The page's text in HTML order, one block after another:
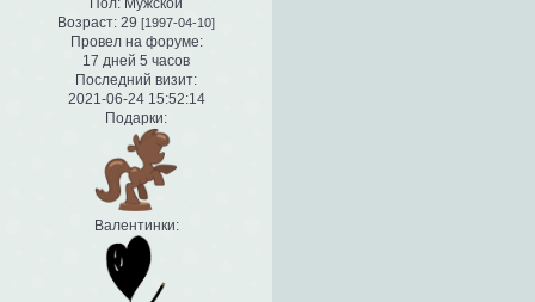
Возраст: 29 [1997-04-10]
Провел на форуме:
17 дней 5 часов
Последний визит:
2021-06-24 15:52:14
Подарки:
Валентинки: